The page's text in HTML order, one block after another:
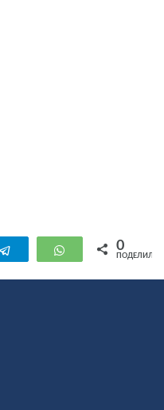
Telegram WhatsApp
0